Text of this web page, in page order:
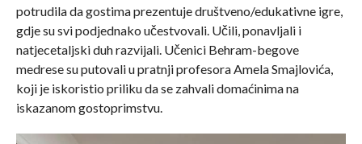
potrudila da gostima prezentuje društveno/edukativne igre,
gdje su svi podjednako učestvovali. Učili, ponavljali i
natjecetaljski duh razvijali. Učenici Behram-begove
medrese su putovali u pratnji profesora Amela Smajlovića,
koji je iskoristio priliku da se zahvali domaćinima na
iskazanom gostoprimstvu.